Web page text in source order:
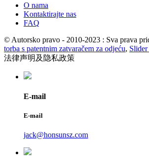
O nama
Kontaktirajte nas
FAQ
© Autorsko pravo - 2010-2023 : Sva prava
torba s patentnim zatvaračem za odjeću,
法律声明及隐私政策
E-mail
E-mail
jack@honsunsz.com